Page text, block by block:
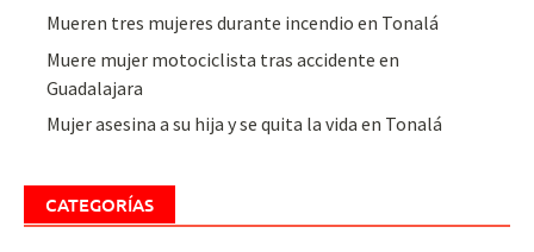
Mueren tres mujeres durante incendio en Tonalá
Muere mujer motociclista tras accidente en
Guadalajara
Mujer asesina a su hija y se quita la vida en Tonalá
CATEGORÍAS